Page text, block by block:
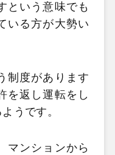
という意味でも
いる方が大勢い
制度があります
を返し運転をし
うです。
マンションから